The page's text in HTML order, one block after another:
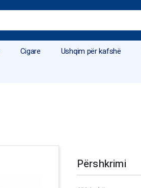
Cigare Ushqim për kafshë
Përshkrimi